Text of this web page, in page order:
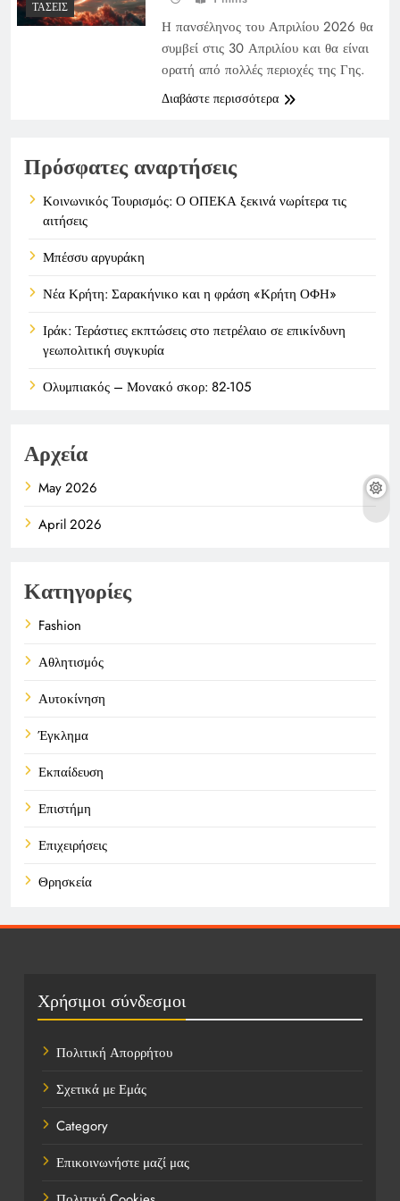
ΤΆΣΕΙΣ
Η πανσέληνος του Απριλίου 2026 θα
συμβεί στις 30 Απριλίου και θα είναι
ορατή από πολλές περιοχές της Γης.
Διαβάστε περισσότερα
Πρόσφατες αναρτήσεις
Κοινωνικός Τουρισμός: Ο ΟΠΕΚΑ ξεκινά νωρίτερα τις
αιτήσεις
Μπέσσυ αργυράκη
Νέα Κρήτη: Σαρακήνικο και η φράση «Κρήτη ΟΦΗ»
Ιράκ: Τεράστιες εκπτώσεις στο πετρέλαιο σε επικίνδυνη
γεωπολιτική συγκυρία
Ολυμπιακός – Μονακό σκορ: 82-105
Αρχεία
May 2026
April 2026
Κατηγορίες
Fashion
Αθλητισμός
Αυτοκίνηση
Έγκλημα
Εκπαίδευση
Επιστήμη
Επιχειρήσεις
Θρησκεία
Πολιτική
Υγεία
Ψυχαγωγία
Χρήσιμοι σύνδεσμοι
Πολιτική Απορρήτου
Σχετικά με Εμάς
Category
Επικοινωνήστε μαζί μας